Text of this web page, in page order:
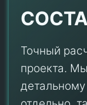
Точный
проекта.